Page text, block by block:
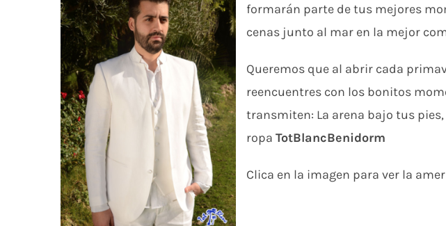
formarán parte de tus mejores
cenas junto al mar en la mejor
Queremos que al abrir cada
reencuentres con los bonitos
transmiten: La arena bajo tus
ropa TotBlancBenidorm
Clica en la imagen para ver la